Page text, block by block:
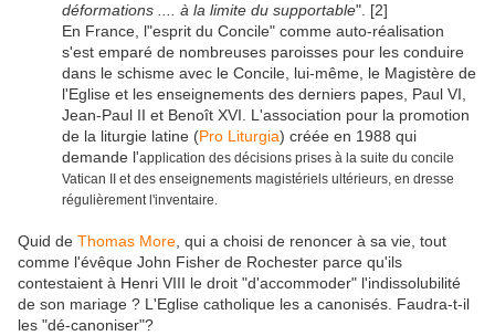
déformations .... à la limite du supportable". [2]
En France, l"esprit du Concile" comme auto-réalisation
s'est emparé de nombreuses paroisses pour les conduire
dans le schisme avec le Concile, lui-même, le Magistère de
l'Eglise et les enseignements des derniers papes, Paul VI,
Jean-Paul II et Benoît XVI. L'association pour la promotion
de la liturgie latine (Pro Liturgia) créée en 1988 qui
demande l'application des décisions prises à la suite du concile
Vatican II et des enseignements magistériels ultérieurs, en dresse
régulièrement l'inventaire.
Quid de Thomas More , qui a choisi de renoncer à sa vie, tout
comme l'évêque John Fisher de Rochester parce qu'ils
contestaient à Henri VIII le droit "d'accommoder" l'indissolubilité
de son mariage ? L'Eglise catholique les a canonisés. Faudra-t-il
les "dé-canoniser"?